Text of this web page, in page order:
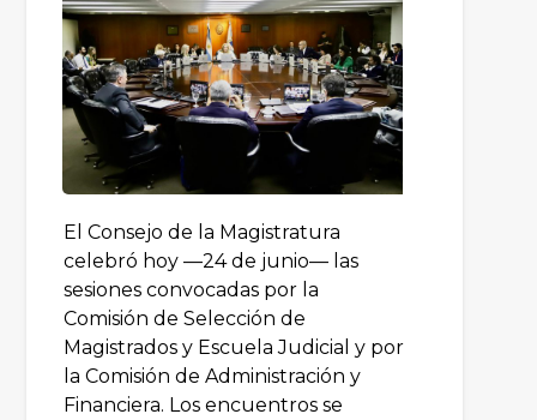
El Consejo de la Magistratura
celebró hoy —24 de junio— las
sesiones convocadas por la
Comisión de Selección de
Magistrados y Escuela Judicial y por
la Comisión de Administración y
Financiera. Los encuentros se